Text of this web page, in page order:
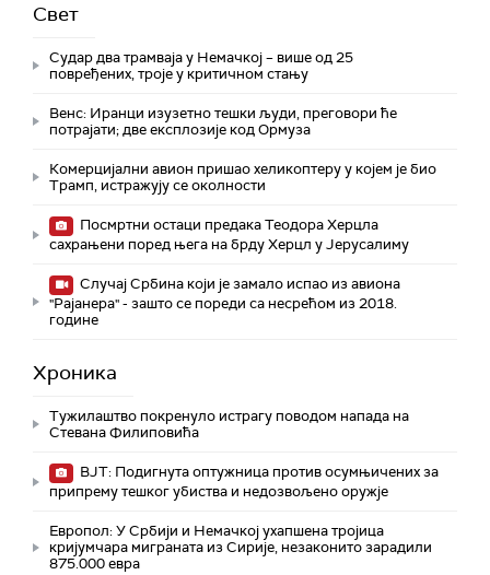
Свет
Судар два трамваја у Немачкој – више од 25
повређених, троје у критичном стању
Венс: Иранци изузетно тешки људи, преговори ће
потрајати; две експлозије код Ормуза
Комерцијални авион пришао хеликоптеру у којем је био
Трамп, истражују се околности
Посмртни остаци предака Теодора Херцла
сахрањени поред њега на брду Херцл у Јерусалиму
Случај Србина који је замало испао из авиона
"Рајанера" - зашто се пореди са несрећом из 2018.
године
Хроника
Тужилаштво покренуло истрагу поводом напада на
Стевана Филиповића
ВЈТ: Подигнута оптужница против осумњичених за
припрему тешког убиства и недозвољено оружје
Европол: У Србији и Немачкој ухапшена тројица
кријумчара миграната из Сирије, незаконито зарадили
875.000 евра